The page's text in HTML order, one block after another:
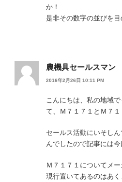
か！
是非その数字の並びを
農機具セールスマン
2016年2月26日 10:11 PM
こんにちは、私の地域
て、Ｍ７１７１とＭ７１
セールス活動にいそし
んでしたので記事には今
Ｍ７１７１についてメ
現行置いてあるのはあ